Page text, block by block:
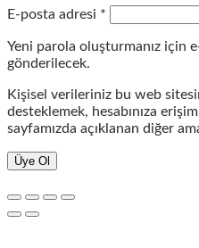
E-posta adresi *
Yeni parola oluşturmanız için
gönderilecek.
Kişisel verileriniz bu web
desteklemek, hesabınıza
sayfamızda açıklanan diğer
Üye Ol